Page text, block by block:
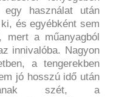
használat után
és egyébként sem
mert a műanyagból
innivalóba. Nagyon
a tengerekben
jó hosszú idő után
szét, a